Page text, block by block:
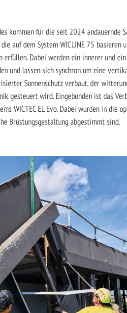
kommen für die seit 2024 andauernde
auf dem System WICLINE 75 basieren
erfüllen. Dabei werden ein innerer und
und lassen sich synchron um eine
Sonnenschutz verbaut, der
gesteuert wird. Eingebunden ist das
WICTEC EL Evo. Dabei wurden in die
Brüstungsgestaltung abgestimmt sind.